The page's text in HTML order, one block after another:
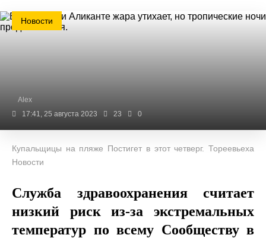
Новости
Alex
17:41, 25 августа 2023
23 0
Купальщицы на пляже Постигет в этот четверг. Тореевьеха
Новости
Служба здравоохранения считает
низкий риск из-за экстремальных
температур по всему Сообществу в